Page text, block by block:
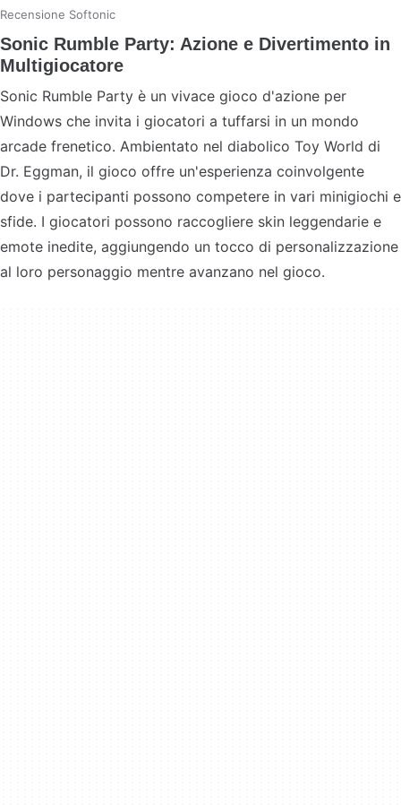
Recensione Softonic
Sonic Rumble Party: Azione e Divertimento in
Multigiocatore
Sonic Rumble Party è un vivace gioco d'azione per
Windows che invita i giocatori a tuffarsi in un mondo
arcade frenetico. Ambientato nel diabolico Toy World di
Dr. Eggman, il gioco offre un'esperienza coinvolgente
dove i partecipanti possono competere in vari minigiochi e
sfide. I giocatori possono raccogliere skin leggendarie e
emote inedite, aggiungendo un tocco di personalizzazione
al loro personaggio mentre avanzano nel gioco.